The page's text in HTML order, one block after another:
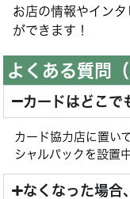
お店の情報やイン
ができます！
よくある質問（
カードはどこで
カード協力店に置い
シャルパックを設置中
なくなった場合